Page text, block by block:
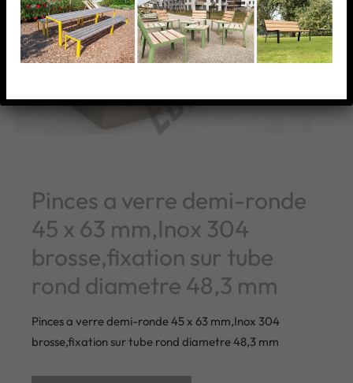
Pinces a verre demi-ronde
45 x 63 mm,Inox 304
brosse,fixation sur tube
rond diametre 48,3 mm
Pinces a verre demi-ronde 45 x 63 mm,Inox 304
brosse,fixation sur tube rond diametre 48,3 mm